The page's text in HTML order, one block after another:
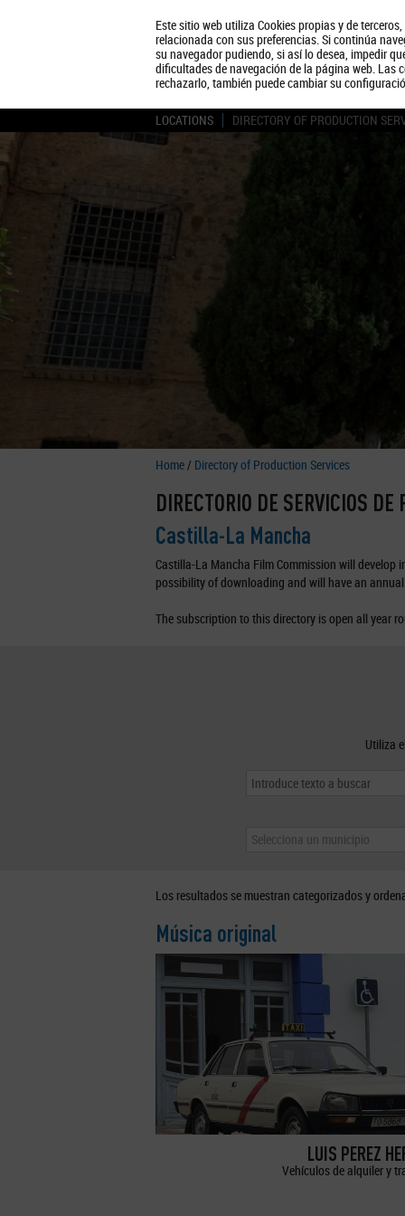
Este sitio web utiliza Cookies propias y de
relacionada con sus preferencias. Si continúa
su navegador pudiendo, si así lo desea, impedir
dificultades de navegación de la página web. Las
rechazarlo, también puede cambiar su
LOCATIONS DIRECTORY OF PRODUCTION
Home/ Directory of Production Services
DIRECTORIO DE SERVICIOS DE
Castilla-La Mancha
Castilla-La Mancha Film Commission will
possibility of downloading and will have an
The subscription to this directory is open all year
Utiliza
Selecciona un municipio
Los resultados se muestran categorizados y
Música original
LUIS PEREZ
Vehículos de alquiler y